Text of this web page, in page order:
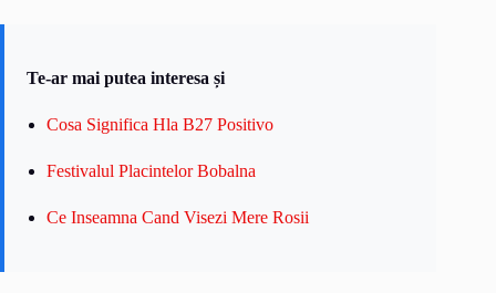
Te-ar mai putea interesa și
Cosa Significa Hla B27 Positivo
Festivalul Placintelor Bobalna
Ce Inseamna Cand Visezi Mere Rosii